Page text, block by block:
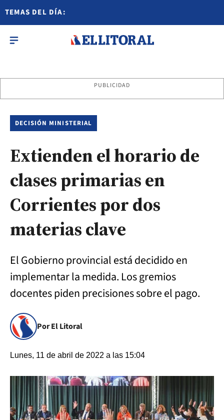
TEMAS DEL DÍA:
PUBLICIDAD
DECISIÓN MINISTERIAL
Extienden el horario de
clases primarias en
Corrientes por dos
materias clave
El Gobierno provincial está decidido en
implementar la medida. Los gremios
docentes piden precisiones sobre el pago.
Por El Litoral
Lunes, 11 de abril de 2022 a las 15:04